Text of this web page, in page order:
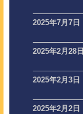
2025年7月7日
2025年2月28日
2025年2月3日
2025年2月2日